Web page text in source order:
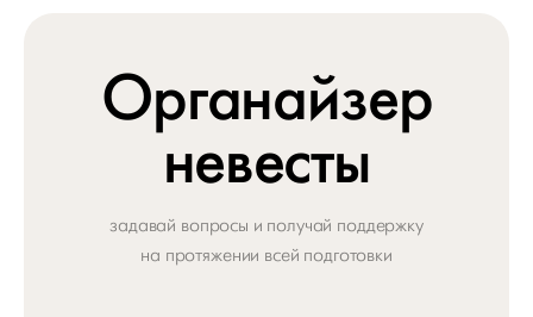
Органайзер
невесты
задавай вопросы и получай поддержку
на протяжении всей подготовки